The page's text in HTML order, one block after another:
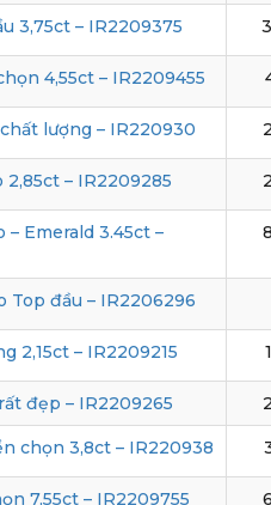
3,75ct – IR2209375
4,55ct – IR2209455
lượng – IR220930
– IR2209285
Emerald 3.45ct –
Top đầu – IR2206296
2,15ct – IR2209215
đẹp – IR2209265
chọn 3,8ct – IR220938
7,55ct – IR2209755